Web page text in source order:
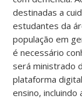
destinadas a
estudantes da
população em
é necessário
será ministrado
plataforma
ensino,